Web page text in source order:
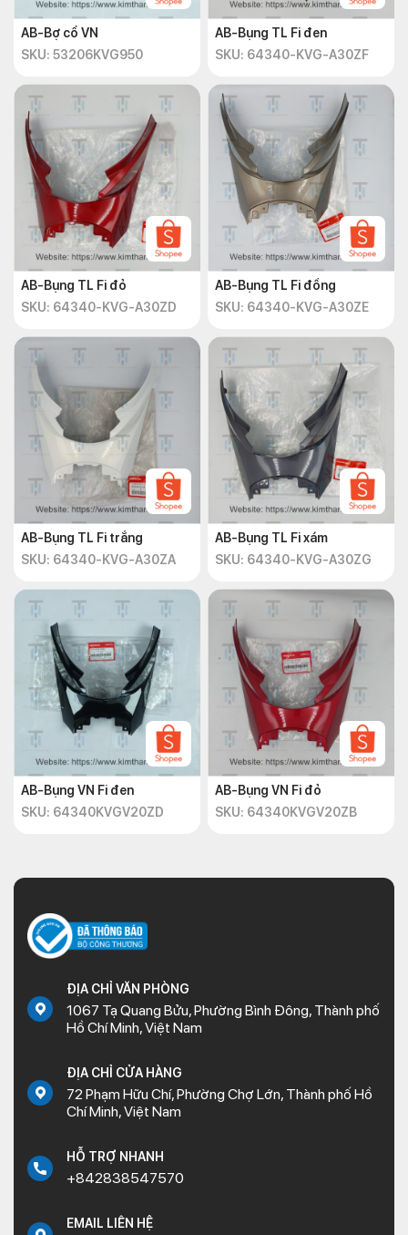
AB-Bợ cổ VN
SKU: 53206KVG950
AB-Bụng TL Fi đen
SKU: 64340-KVG-A30ZF
AB-Bụng TL Fi đỏ
SKU: 64340-KVG-A30ZD
AB-Bụng TL Fi đồng
SKU: 64340-KVG-A30ZE
AB-Bụng TL Fi trắng
SKU: 64340-KVG-A30ZA
AB-Bụng TL Fi xám
SKU: 64340-KVG-A30ZG
AB-Bụng VN Fi đen
SKU: 64340KVGV20ZD
AB-Bụng VN Fi đỏ
SKU: 64340KVGV20ZB
ĐỊA CHỈ VĂN PHÒNG
1067 Tạ Quang Bửu, Phường Bình Đông, Thành phố
Hồ Chí Minh, Việt Nam
ĐỊA CHỈ CỬA HÀNG
72 Phạm Hữu Chí, Phường Chợ Lớn, Thành phố Hồ
Chí Minh, Việt Nam
HỖ TRỢ NHANH
+842838547570
EMAIL LIÊN HỆ